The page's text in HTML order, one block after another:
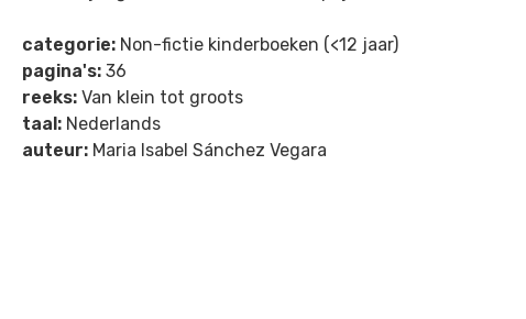
categorie: Non-fictie kinderboeken (<12 jaar)
pagina's: 36
reeks: Van klein tot groots
taal: Nederlands
auteur: Maria Isabel Sánchez Vegara